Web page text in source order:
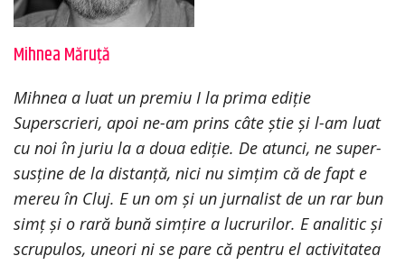
Mihnea Măruţă
Mihnea a luat un premiu I la prima ediție
Superscrieri, apoi ne-am prins câte știe și l-am luat
cu noi în juriu la a doua ediție. De atunci, ne super-
susține de la distanță, nici nu simțim că de fapt e
mereu în Cluj. E un om și un jurnalist de un rar bun
simț și o rară bună simțire a lucrurilor. E analitic și
scrupulos, uneori ni se pare că pentru el activitatea